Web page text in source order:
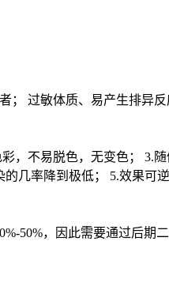
过敏体质、易产生排异
不易脱色，无变色； 3.
几率降到极低； 5.效果可
50%，因此需要通过后期二